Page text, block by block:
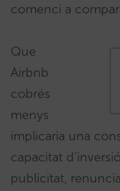
comenci a
Que
Airbnb
cobrés
menys
implicaria una
capacitat
publicitat,